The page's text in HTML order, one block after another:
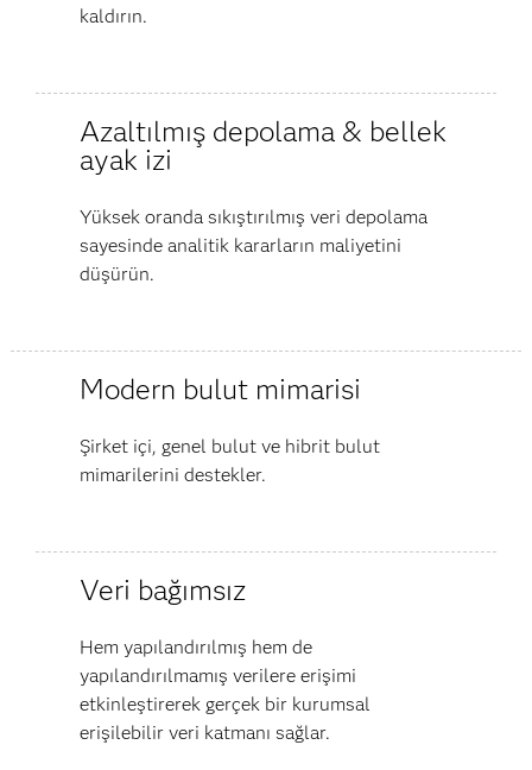
kaldırın.
Azaltılmış depolama & bellek
ayak izi
Yüksek oranda sıkıştırılmış veri depolama
sayesinde analitik kararların maliyetini
düşürün.
Modern bulut mimarisi
Şirket içi, genel bulut ve hibrit bulut
mimarilerini destekler.
Veri bağımsız
Hem yapılandırılmış hem de
yapılandırılmamış verilere erişimi
etkinleştirerek gerçek bir kurumsal
erişilebilir veri katmanı sağlar.